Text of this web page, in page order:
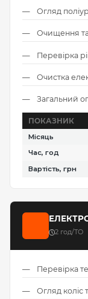
Огляд
Очищення та
Перевірка
Очистка
Загальний
ПОКАЗНИК
Місяць
Час, год
Вартість, грн
2 год/ТО
Перевірка
Огляд коліс